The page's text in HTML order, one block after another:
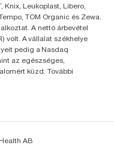
Knix, Leukoplast, Libero,
TOM Organic és Zewa.
A nettó árbevétel
volt. A vállalat székhelye
pedig a Nasdaq
az egészséges,
küzd. További
AB